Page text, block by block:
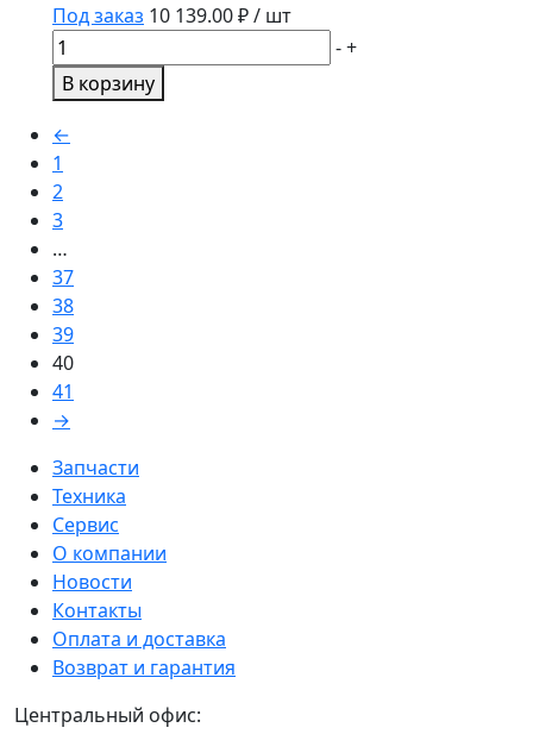
Под заказ 10 139.00₽ / шт
Количество
товара
Палец
78704407.AE
-+
В корзину
←
1
2
3
…
37
38
39
40
41
→
Запчасти
Техника
Сервис
О компании
Новости
Контакты
Оплата и доставка
Возврат и гарантия
Центральный офис: